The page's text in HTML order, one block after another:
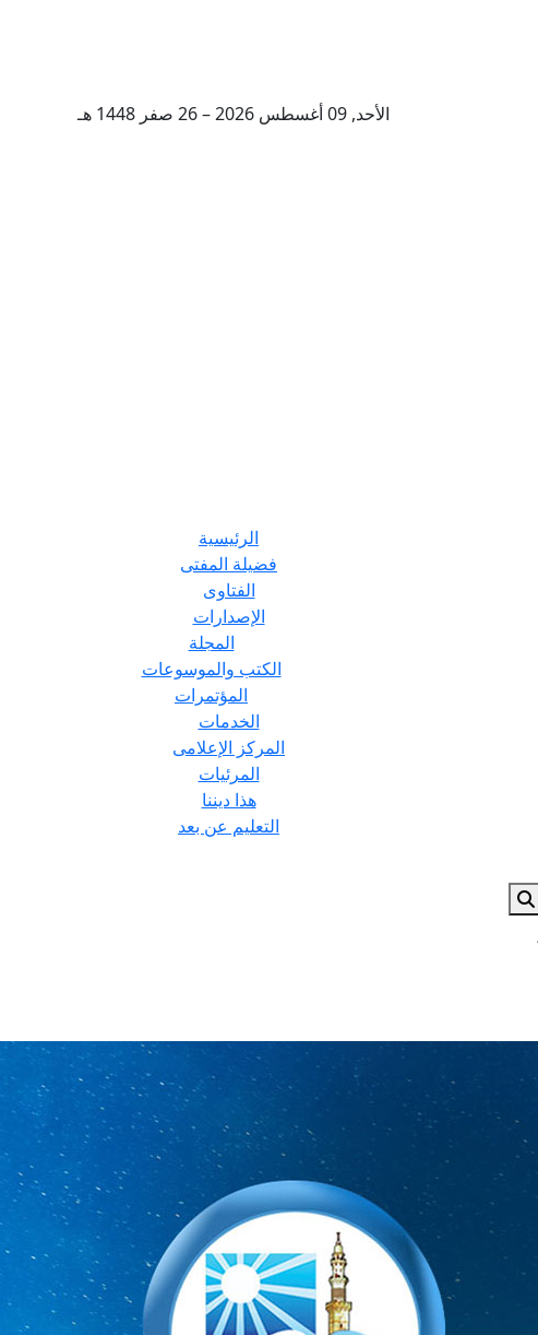
الأحد, 09 أغسطس 2026 – 26 صفر 1448 هـ
الرئيسية
فضيلة المفتى
الفتاوى
الإصدارات
المجلة
الكتب والموسوعات
المؤتمرات
الخدمات
المركز الإعلامى
المرئيات
هذا ديننا
التعليم عن بعد